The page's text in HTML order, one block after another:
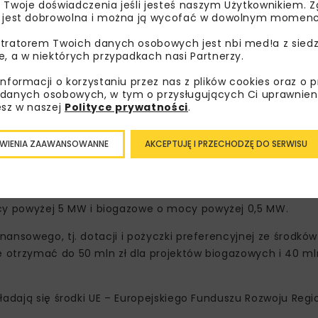
zł stanowią środki Funduszu Spójności (FS), 15 mln zł
o dofinansowanie budowy i modernizacji instalacji
wraz z magazynami energii. Dofinansowanie
Z programu nie będą finansowane instalacje
5 MW i biogazowe o mocy powyżej 0,5 MW.
tj. dotacji i pożyczki preferencyjnej ze środków
do 50 mln zł dla projektów biogazowych i 40
się środki UE – Europejskiego Funduszu Rozwoju
doświadczenia jeśli jesteś naszym Użytkownikiem.
dobrowolna i można ją wycofać w dowolnym
Twoich danych osobowych jest nbi med!a z
a w niektórych przypadkach nasi Partnerzy.
o korzystaniu przez nas z plików cookies oraz o
osobowych, w tym o przysługujących Ci
w naszej Polityce prywatności.
AKCEPTUJĘ I PRZECHODZĘ DO SERWISU
ZAAWANSOWANNE